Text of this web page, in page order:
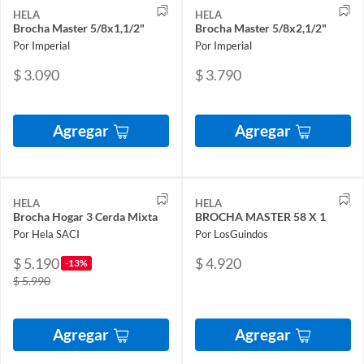
HELA
Brocha Master 5/8x1,1/2"
Por Imperial
$ 3.090
Agregar
HELA
Brocha Master 5/8x2,1/2"
Por Imperial
$ 3.790
Agregar
HELA
Brocha Hogar 3 Cerda Mixta
Por Hela SACI
$ 5.190 -13%
$ 5.990
Agregar
HELA
BROCHA MASTER 58 X 1
Por LosGuindos
$ 4.920
Agregar